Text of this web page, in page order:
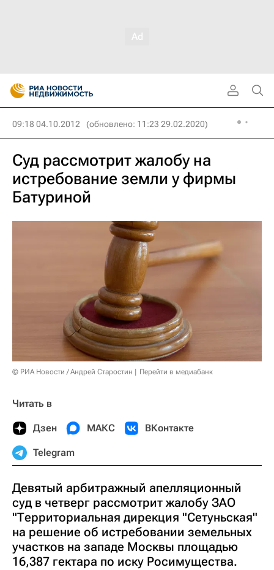
09:18 04.10.2012 (обновлено: 11:23 29.02.2020)
Суд рассмотрит жалобу на
истребование земли у фирмы
Батуриной
© РИА Новости / Андрей Старостин Перейти в медиабанк
Читать в
Дзен МАКС ВКонтакте
Telegram
Девятый арбитражный апелляционный
суд в четверг рассмотрит жалобу ЗАО
"Территориальная дирекция "Сетуньская"
на решение об истребовании земельных
участков на западе Москвы площадью
16,387 гектара по иску Росимущества.